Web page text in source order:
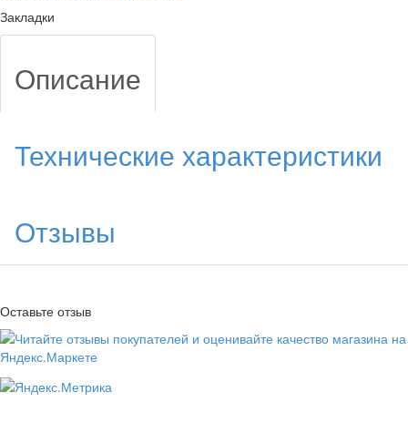
Закладки
Описание
Технические характеристики
Отзывы
Оставьте отзыв